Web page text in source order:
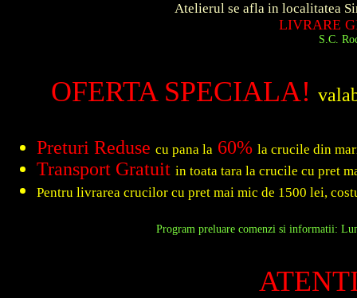
Atelierul se afla in localitatea Simeria
LIVRARE
S.C. Roca Art
OFERTA SPECIALA!
Preturi Reduse cu pana la 60% la crucile din
Transport Gratuit in toata tara la crucile cu pret
Pentru livrarea crucilor cu pret mai mic de 1500 lei,
Program preluare comenzi si informatii: